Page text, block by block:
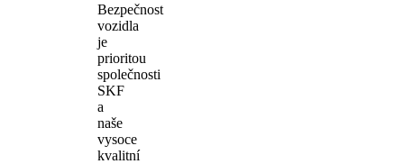
Bezpečnost
vozidla
je
prioritou
společnosti
SKF
a
naše
vysoce
kvalitní